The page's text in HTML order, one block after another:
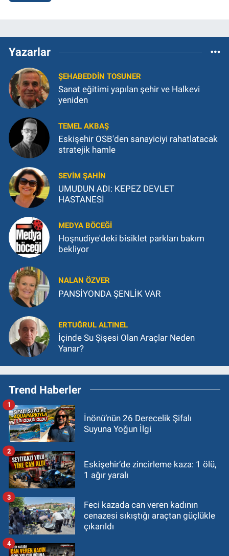
Yazarlar
ŞEHABEDDIN TOSUNER
Sanat eğitimi yapılan şehir ve Halkevi
yeniden
TEMEL AKBAŞ
Eskişehir OSB'den sanayiciyi rahatlatacak
stratejik hamle
SEVIM ŞAHIN
UMUDUN ADI: KEPEZ DEVLET
HASTANESİ
MEDYA BÖCEĞI
Hoşnudiye'deki bisiklet parkları bakım
bekliyor
NALAN ÖZVER
PANSİYONDA ŞENLİK VAR
ERTUĞRUL ALTINEL
İçinde Su Şişesi Olan Araçlar Neden
Yanar?
Trend Haberler
İnönü’nün 26 Derecelik Şifalı
Suyuna Yoğun İlgi
1
Eskişehir’de zincirleme kaza: 1 ölü,
1 ağır yaralı
2
Feci kazada can veren kadının
cenazesi sıkıştığı araçtan güçlükle
çıkarıldı
3
4